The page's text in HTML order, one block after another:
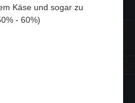
Käse und sogar zu
- 60%)